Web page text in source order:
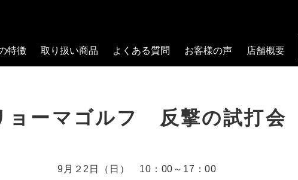
特徴 取り扱い商品 よくある質問 お客様の声 店舗概要
ョーマゴルフ 反撃の試打会
9月２2日（日） 10：00～17：00